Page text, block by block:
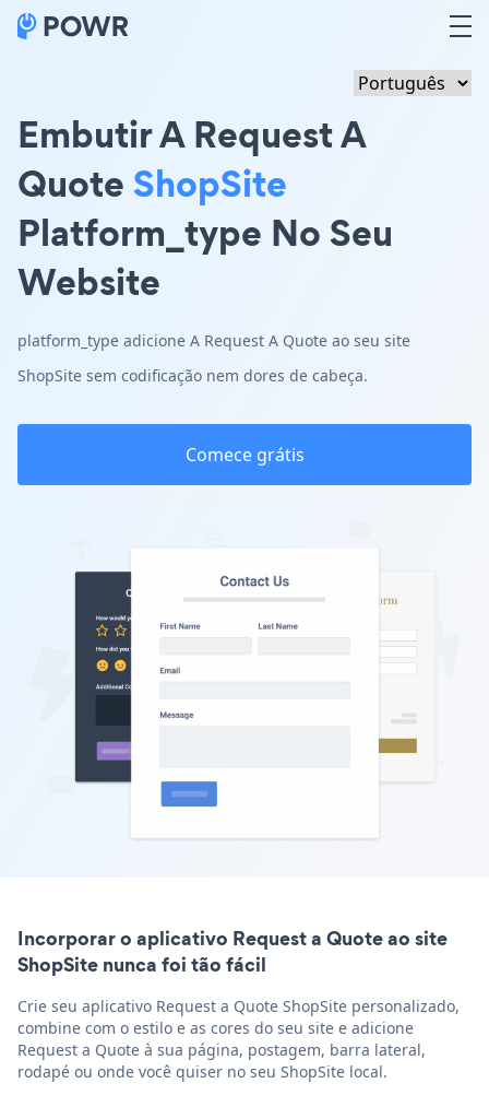
Embutir A Request A
QuoteShopSite
Platform_type No Seu
Website
platform_type adicione A Request A Quote ao seu site
ShopSite sem codificação nem dores de cabeça.
Comece grátis
Incorporar o aplicativo Request a Quote ao site
ShopSite nunca foi tão fácil
Crie seu aplicativo Request a Quote ShopSite personalizado,
combine com o estilo e as cores do seu site e adicione
Request a Quote à sua página, postagem, barra lateral,
rodapé ou onde você quiser no seu ShopSite local.